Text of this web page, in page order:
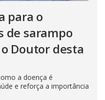
para o
de sarampo
Doutor desta
a doença é
e reforça a importância